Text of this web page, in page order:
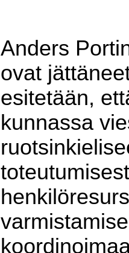
Anders
ovat
esitetään,
kunnassa